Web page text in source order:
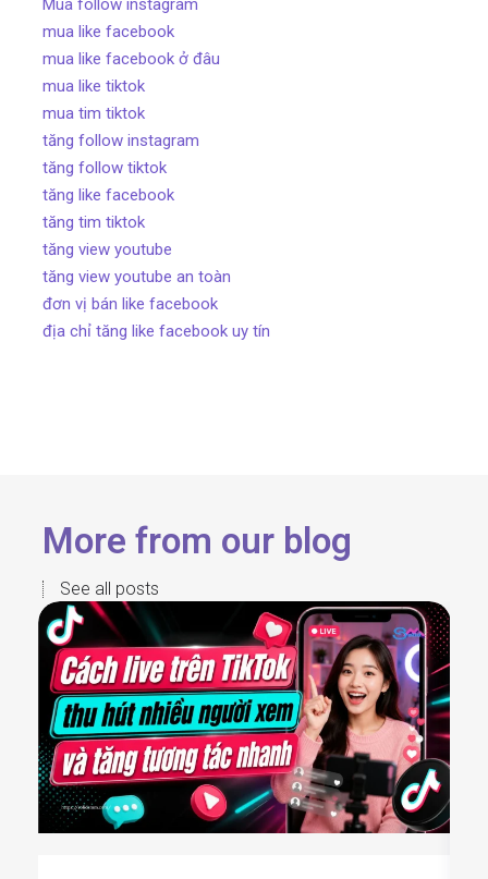
Mua follow instagram
mua like facebook
mua like facebook ở đâu
mua like tiktok
mua tim tiktok
tăng follow instagram
tăng follow tiktok
tăng like facebook
tăng tim tiktok
tăng view youtube
tăng view youtube an toàn
đơn vị bán like facebook
địa chỉ tăng like facebook uy tín
More from our blog
See all posts